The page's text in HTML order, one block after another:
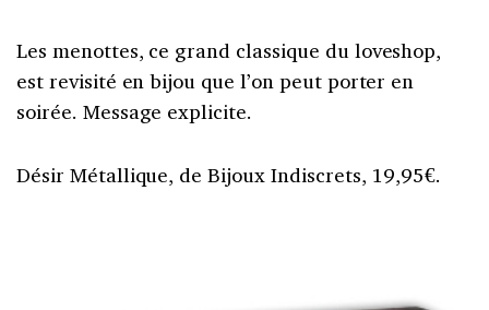
Les menottes, ce grand classique du loveshop,
est revisité en bijou que l’on peut porter en
soirée. Message explicite.
Désir Métallique, de Bijoux Indiscrets, 19,95€.